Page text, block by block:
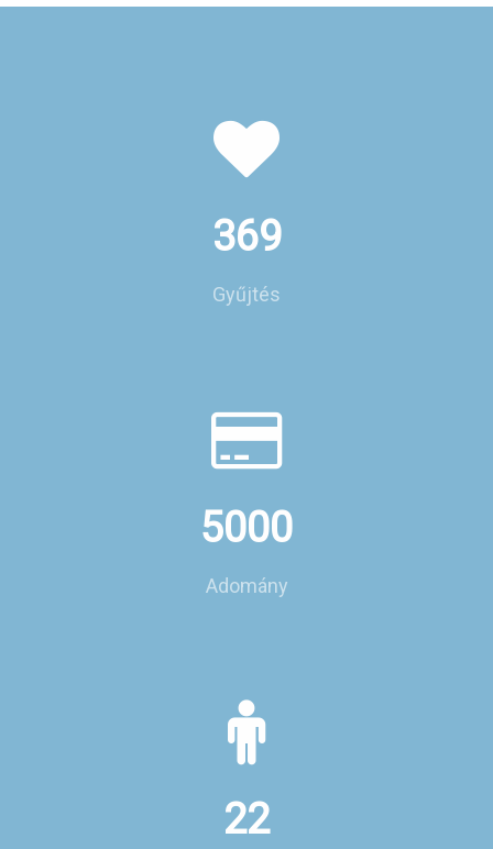
369
Gyűjtés
5000
Adomány
22